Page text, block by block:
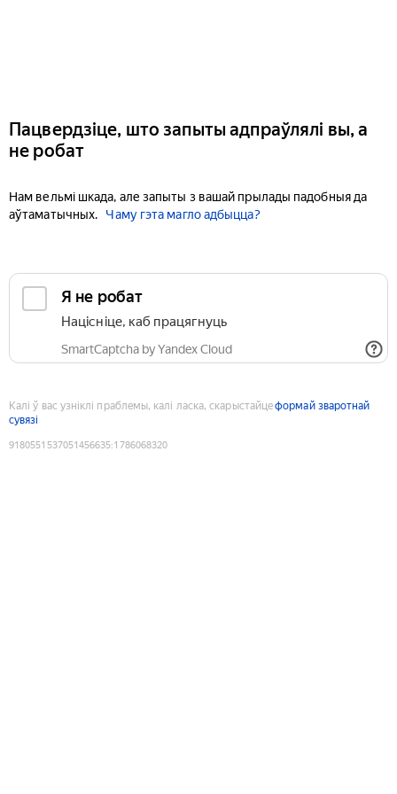
Пацвердзіце, што запыты адпраўлялі вы, а
не робат
Нам вельмі шкада, але запыты з вашай прылады падобныя да
аўтаматычных.
Чаму гэта магло адбыцца?
Я не робат
Націсніце, каб працягнуць
SmartCaptcha by Yandex Cloud
Калі ў вас узніклі праблемы, калі ласка, скарыстайцеформай зваротнай
сувязі
9180551537051456635:1786068320